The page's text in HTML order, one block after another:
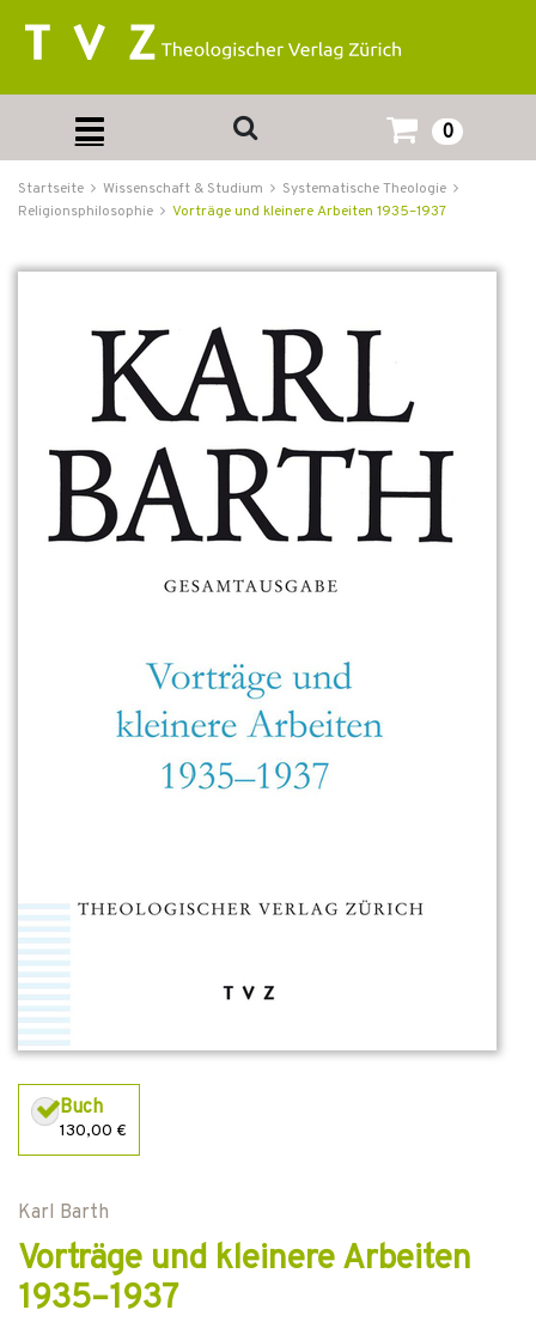
0
Startseite Wissenschaft & Studium
Systematische Theologie
Religionsphilosophie
Vorträge und kleinere Arbeiten 1935–1937
Buch
130,00 €
Karl Barth
Vorträge und kleinere Arbeiten
1935–1937